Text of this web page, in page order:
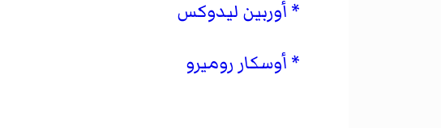
أوربين ليدوكس
أوسكار روميرو